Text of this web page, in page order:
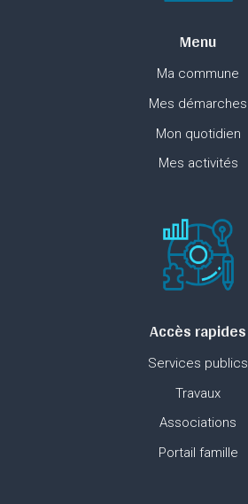
Menu
Ma commune
Mes démarches
Mon quotidien
Mes activités
Accès rapides
Services publics
Travaux
Associations
Portail famille